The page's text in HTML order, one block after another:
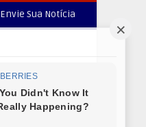
Envie Sua Notícia